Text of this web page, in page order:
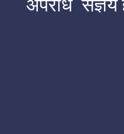
अपराध संज्ञेय